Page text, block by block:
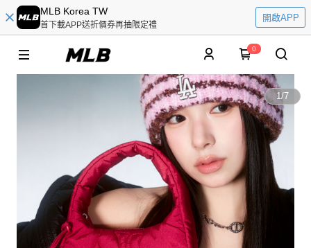
MLB Korea TW
首下載APP送折價券再抽限定禮
開啟APP
0
1/7